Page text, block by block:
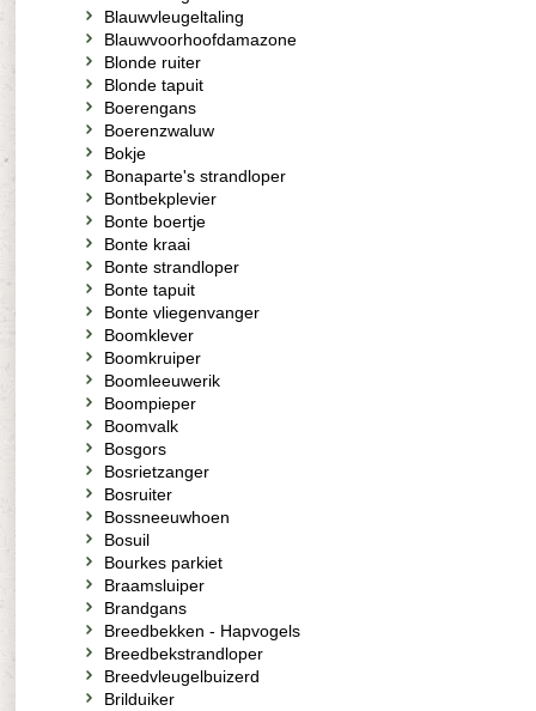
Blauwvleugeltaling
Blauwvoorhoofdamazone
Blonde ruiter
Blonde tapuit
Boerengans
Boerenzwaluw
Bokje
Bonaparte's strandloper
Bontbekplevier
Bonte boertje
Bonte kraai
Bonte strandloper
Bonte tapuit
Bonte vliegenvanger
Boomklever
Boomkruiper
Boomleeuwerik
Boompieper
Boomvalk
Bosgors
Bosrietzanger
Bosruiter
Bossneeuwhoen
Bosuil
Bourkes parkiet
Braamsluiper
Brandgans
Breedbekken - Hapvogels
Breedbekstrandloper
Breedvleugelbuizerd
Brilduiker